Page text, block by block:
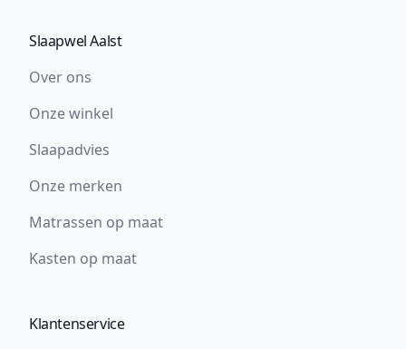
Slaapwel Aalst
Over ons
Onze winkel
Slaapadvies
Onze merken
Matrassen op maat
Kasten op maat
Klantenservice